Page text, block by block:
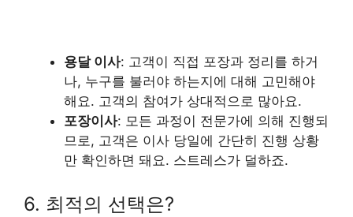
용달 이사: 고객이 직접 포장과 정리를 하거
나, 누구를 불러야 하는지에 대해 고민해야
해요. 고객의 참여가 상대적으로 많아요.
포장이사: 모든 과정이 전문가에 의해 진행되
므로, 고객은 이사 당일에 간단히 진행 상황
만 확인하면 돼요. 스트레스가 덜하죠.
6. 최적의 선택은?